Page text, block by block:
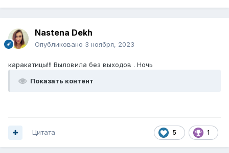
Nastena Dekh
Опубликовано 3 ноября, 2023
каракатицы!!! Выловила без выходов . Ночь
Показать контент
5 1
Цитата